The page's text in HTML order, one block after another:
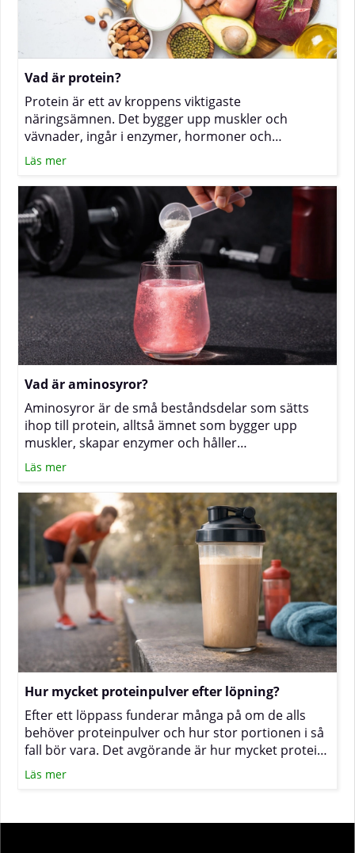
Vad är protein?
Protein är ett av kroppens viktigaste
näringsämnen. Det bygger upp muskler och
vävnader, ingår i enzymer, hormoner och
antikroppar och kan dessutom ge energi. För dig
viktnedgång eller helt enkelt vill må bra kan det
därför vara klokt att se över det dagliga intaget, i
första hand via mat och vid behov med
kosttillskott. (Läs mer om proteinpulver)
Läs mer
Vad är aminosyror?
Aminosyror är de små beståndsdelar som sätts
ihop till protein, alltså ämnet som bygger upp
muskler, skapar enzymer och håller
immunförsvaret i gång. Oavsett om du tränar hårt,
vanligt att undra hur tillskott av aminosyror passar
in i vardagen. Nedan får du en tydlig genomgång
av hur de fungerar, när fria aminosyror som EAA
och BCAA är praktiska och när ett proteinpulver är
mer lämpligt.
Läs mer
Hur mycket proteinpulver efter löpning?
Efter ett löppass funderar många på om de alls
behöver proteinpulver och hur stor portionen i så
fall bör vara. Det avgörande är hur mycket protein
du får i dig under hela dagen, hur snabbt du kan
äta efter passet och hur hårt samt ofta du tränar.
Läs mer